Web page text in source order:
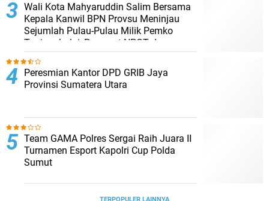
Wali Kota Mahyaruddin Salim Bersama
Kepala Kanwil BPN Provsu Meninjau
Sejumlah Pulau-Pulau Milik Pemko
Tanjungbalai, Percepat NPGT dan
Sertifikasi Aset
Peresmian Kantor DPD GRIB Jaya
Provinsi Sumatera Utara
Team GAMA Polres Sergai Raih Juara II
Turnamen Esport Kapolri Cup Polda
Sumut
TERPOPULER LAINNYA